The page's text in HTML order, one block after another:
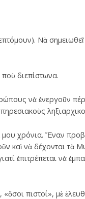
Νὰ σημειωθεῖ
διεπίστωνα.
νὰ ἐνεργοῦν
μου χρόνια. Ἕναν
καὶ νὰ δέχονται τὰ
ἐπιτρέπεται νὰ
πιστοί», μὲ